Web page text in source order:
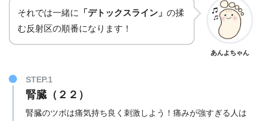
それでは一緒に 「デトックスライン」 の揉
む反射区の順番になります！
あんよちゃん
STEP.1
腎臓（２２）
腎臓のツボは痛気持ち良く刺激しよう！痛みが強すぎる人は